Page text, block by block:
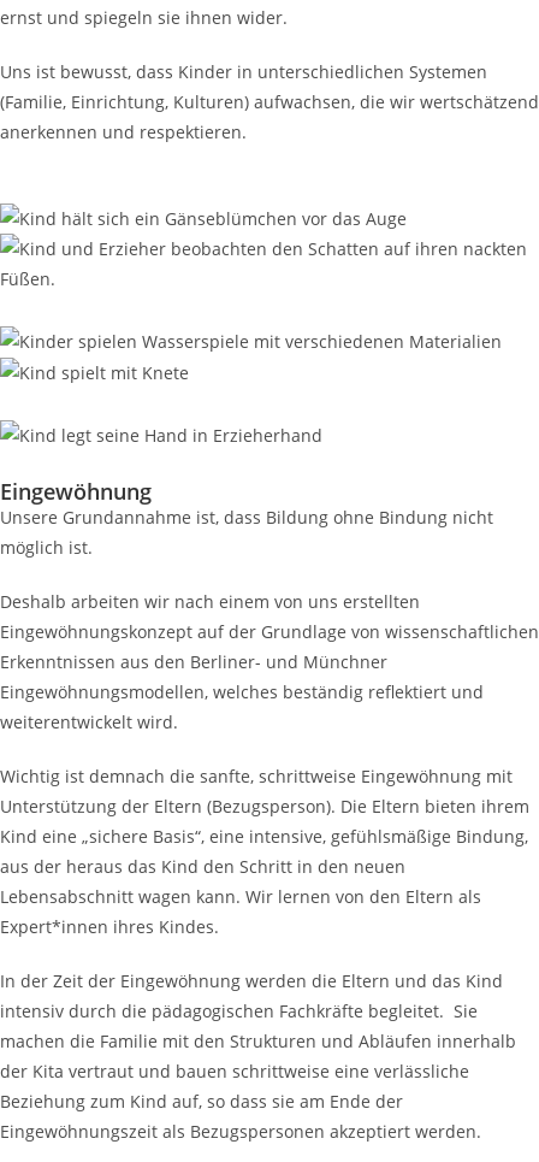
ernst und spiegeln sie ihnen wider.
Uns ist bewusst, dass Kinder in unterschiedlichen Systemen
(Familie, Einrichtung, Kulturen) aufwachsen, die wir wertschätzend
anerkennen und respektieren.
Eingewöhnung
Unsere Grundannahme ist, dass Bildung ohne Bindung nicht
möglich ist.
Deshalb arbeiten wir nach einem von uns erstellten
Eingewöhnungskonzept auf der Grundlage von wissenschaftlichen
Erkenntnissen aus den Berliner- und Münchner
Eingewöhnungsmodellen, welches beständig reflektiert und
weiterentwickelt wird.
Wichtig ist demnach die sanfte, schrittweise Eingewöhnung mit
Unterstützung der Eltern (Bezugsperson). Die Eltern bieten ihrem
Kind eine „sichere Basis“, eine intensive, gefühlsmäßige Bindung,
aus der heraus das Kind den Schritt in den neuen
Lebensabschnitt wagen kann. Wir lernen von den Eltern als
Expert*innen ihres Kindes.
In der Zeit der Eingewöhnung werden die Eltern und das Kind
intensiv durch die pädagogischen Fachkräfte begleitet. Sie
machen die Familie mit den Strukturen und Abläufen innerhalb
der Kita vertraut und bauen schrittweise eine verlässliche
Beziehung zum Kind auf, so dass sie am Ende der
Eingewöhnungszeit als Bezugspersonen akzeptiert werden.